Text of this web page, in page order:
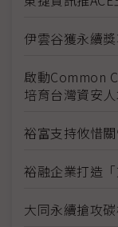
伊雲谷獲永續
啟動Common
培育台灣資安
裕富支持攸惜
裕融企業打造
大同永續搶攻